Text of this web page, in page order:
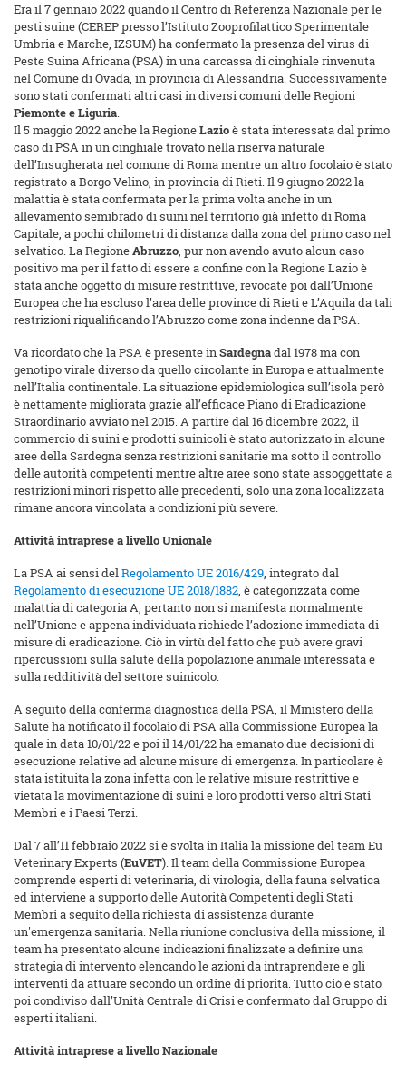
Era il 7 gennaio 2022 quando il Centro di Referenza Nazionale per le
pesti suine (CEREP presso l’Istituto Zooprofilattico Sperimentale
Umbria e Marche, IZSUM) ha confermato la presenza del virus di
Peste Suina Africana (PSA) in una carcassa di cinghiale rinvenuta
nel Comune di Ovada, in provincia di Alessandria. Successivamente
sono stati confermati altri casi in diversi comuni delle Regioni
Piemonte e Liguria.
Il 5 maggio 2022 anche la RegioneLazioè stata interessata dal primo
caso di PSA in un cinghiale trovato nella riserva naturale
dell’Insugherata nel comune di Roma mentre un altro focolaio è stato
registrato a Borgo Velino, in provincia di Rieti. Il 9 giugno 2022 la
malattia è stata confermata per la prima volta anche in un
allevamento semibrado di suini nel territorio già infetto di Roma
Capitale, a pochi chilometri di distanza dalla zona del primo caso nel
selvatico. La RegioneAbruzzo, pur non avendo avuto alcun caso
positivo ma per il fatto di essere a confine con la Regione Lazio è
stata anche oggetto di misure restrittive, revocate poi dall’Unione
Europea che ha escluso l’area delle province di Rieti e L’Aquila da tali
restrizioni riqualificando l’Abruzzo come zona indenne da PSA.
Va ricordato che la PSA è presente inSardegnadal 1978 ma con
genotipo virale diverso da quello circolante in Europa e attualmente
nell’Italia continentale. La situazione epidemiologica sull’isola però
è nettamente migliorata grazie all’efficace Piano di Eradicazione
Straordinario avviato nel 2015. A partire dal 16 dicembre 2022, il
commercio di suini e prodotti suinicoli è stato autorizzato in alcune
aree della Sardegna senza restrizioni sanitarie ma sotto il controllo
delle autorità competenti mentre altre aree sono state assoggettate a
restrizioni minori rispetto alle precedenti, solo una zona localizzata
rimane ancora vincolata a condizioni più severe.
Attività intraprese a livello Unionale
La PSA ai sensi delRegolamento UE 2016/429, integrato dal
Regolamento di esecuzione UE 2018/1882, è categorizzata come
malattia di categoria A, pertanto non si manifesta normalmente
nell’Unione e appena individuata richiede l’adozione immediata di
misure di eradicazione. Ciò in virtù del fatto che può avere gravi
ripercussioni sulla salute della popolazione animale interessata e
sulla redditività del settore suinicolo.
A seguito della conferma diagnostica della PSA, il Ministero della
Salute ha notificato il focolaio di PSA alla Commissione Europea la
quale in data 10/01/22 e poi il 14/01/22 ha emanato due decisioni di
esecuzione relative ad alcune misure di emergenza. In particolare è
stata istituita la zona infetta con le relative misure restrittive e
vietata la movimentazione di suini e loro prodotti verso altri Stati
Membri e i Paesi Terzi.
Dal 7 all’11 febbraio 2022 si è svolta in Italia la missione del team Eu
Veterinary Experts (EuVET). Il team della Commissione Europea
comprende esperti di veterinaria, di virologia, della fauna selvatica
ed interviene a supporto delle Autorità Competenti degli Stati
Membri a seguito della richiesta di assistenza durante
un'emergenza sanitaria. Nella riunione conclusiva della missione, il
team ha presentato alcune indicazioni finalizzate a definire una
strategia di intervento elencando le azioni da intraprendere e gli
interventi da attuare secondo un ordine di priorità. Tutto ciò è stato
poi condiviso dall’Unità Centrale di Crisi e confermato dal Gruppo di
esperti italiani.
Attività intraprese a livello Nazionale